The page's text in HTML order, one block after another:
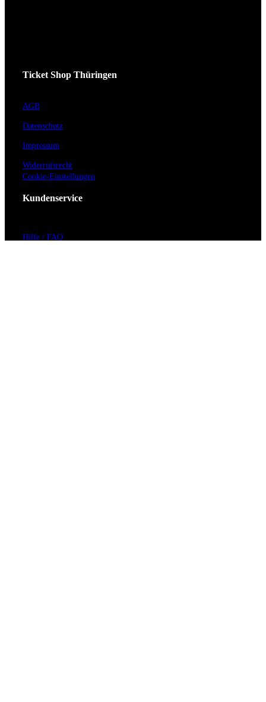
Ticket Shop Thüringen
AGB
Datenschutz
Impressum
Widerrufsrecht
Cookie-Einstellungen
Kundenservice
Hilfe / FAQ